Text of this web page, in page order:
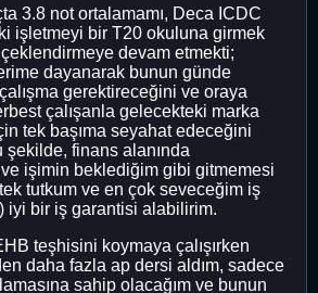
3.8 not ortalamamı, Deca ICDC
işletmeyi bir T20 okuluna girmek
devam etmekti;
dayanarak bunun günde
gerektireceğini ve oraya
çalışanla gelecekteki marka
tek başıma seyahat edeceğini
finans alanında
işimin beklediğim gibi gitmemesi
tutkum ve en çok seveceğim iş
iyi bir iş garantisi alabilirim.
teşhisini koymaya çalışırken
daha fazla ap dersi aldım, sadece
sahip olacağım ve bunun